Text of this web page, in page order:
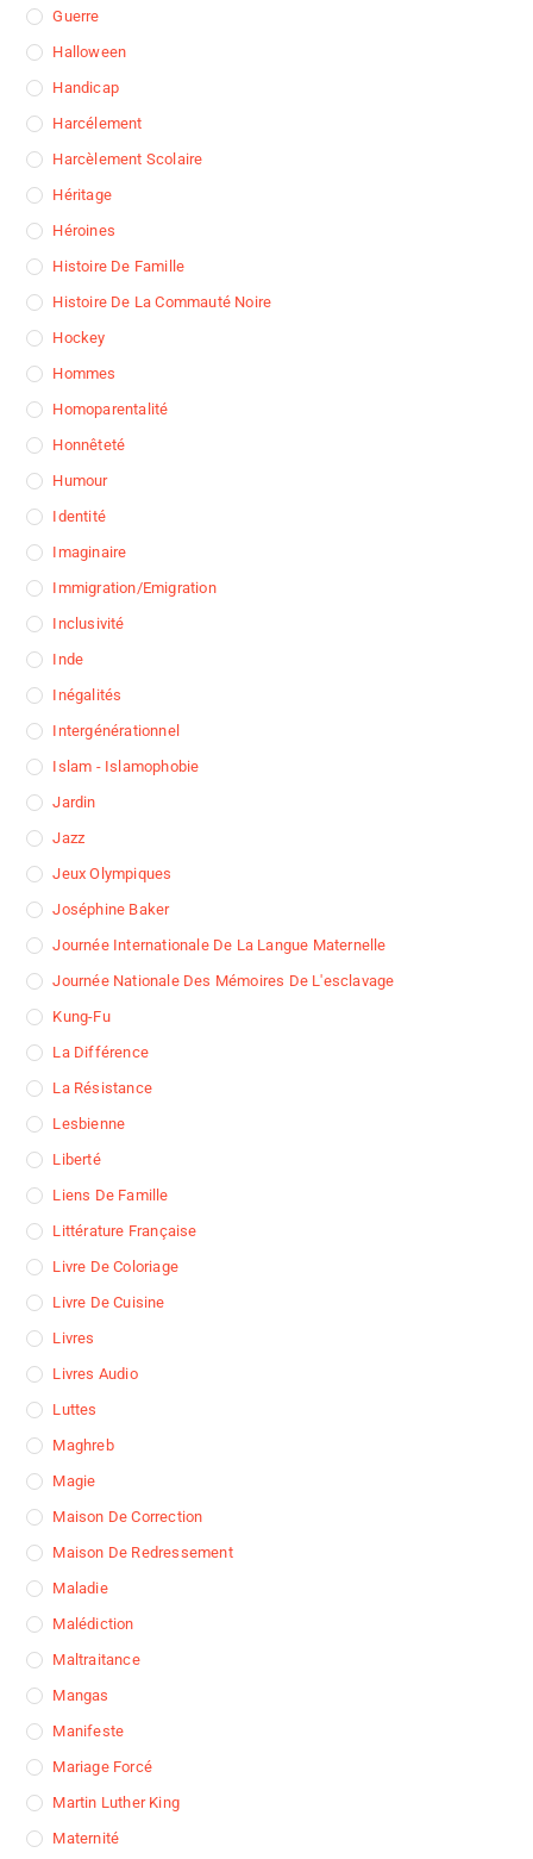
Guerre
Halloween
Handicap
Harcélement
Harcèlement Scolaire
Héritage
Héroines
Histoire De Famille
Histoire De La Commauté Noire
Hockey
Hommes
Homoparentalité
Honnêteté
Humour
Identité
Imaginaire
Immigration/Emigration
Inclusivité
Inde
Inégalités
Intergénérationnel
Islam - Islamophobie
Jardin
Jazz
Jeux Olympiques
Joséphine Baker
Journée Internationale De La Langue Maternelle
Journée Nationale Des Mémoires De L'esclavage
Kung-Fu
La Différence
La Résistance
Lesbienne
Liberté
Liens De Famille
Littérature Française
Livre De Coloriage
Livre De Cuisine
Livres
Livres Audio
Luttes
Maghreb
Magie
Maison De Correction
Maison De Redressement
Maladie
Malédiction
Maltraitance
Mangas
Manifeste
Mariage Forcé
Martin Luther King
Maternité